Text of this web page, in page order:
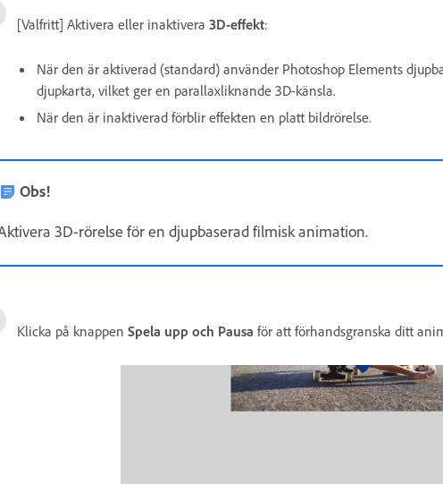
[Valfritt] Aktivera eller inaktivera 3D-effekt:
När den är aktiverad (standard) använder Photoshop Elements
djupkarta, vilket ger en parallaxliknande 3D-känsla.
När den är inaktiverad förblir effekten en platt bildrörelse.
Obs!
3D-rörelse för en djupbaserad filmisk animation.
Klicka på knappen Spela upp och Pausa för att förhandsgranska ditt